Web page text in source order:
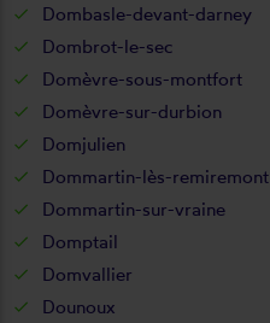
Dombasle-devant-darney
Dombrot-le-sec
Domèvre-sous-montfort
Domèvre-sur-durbion
Domjulien
Dommartin-lès-remiremont
Dommartin-sur-vraine
Domptail
Domvallier
Dounoux